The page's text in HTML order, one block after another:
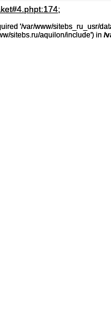
'/var/www/sitebs_ru_usr/
sitebs.ru/aquilon/include') in /